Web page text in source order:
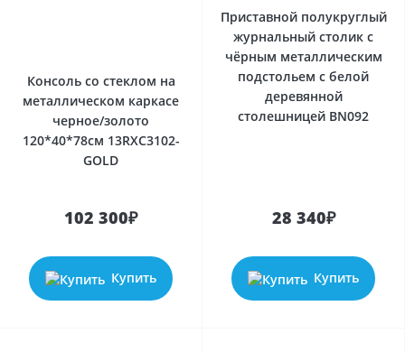
Консоль со стеклом на
металлическом каркасе
черное/золото
120*40*78см 13RXC3102-
GOLD
102 300₽
Купить
Приставной полукруглый
журнальный столик с
чёрным металлическим
подстольем с белой
деревянной
столешницей BN092
28 340₽
Купить